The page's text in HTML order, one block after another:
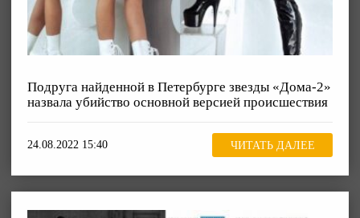
Подруга найденной в Петербурге звезды «Дома-2»
назвала убийство основной версией происшествия
24.08.2022 15:40 ЧИТАТЬ ДАЛЕЕ